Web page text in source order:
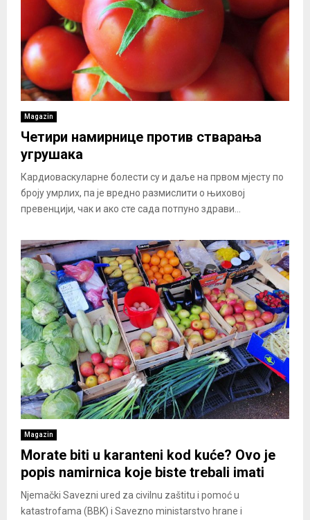
Magazin
Четири намирнице против стварања
угрушака
Кардиоваскуларне болести су и даље на првом мјесту по
броју умрлих, па је вредно размислити о њиховој
превенцији, чак и ако сте сада потпуно здрави...
Magazin
Morate biti u karanteni kod kuće? Ovo je
popis namirnica koje biste trebali imati
Njemački Savezni ured za civilnu zaštitu i pomoć u
katastrofama (BBK) i Savezno ministarstvo hrane i